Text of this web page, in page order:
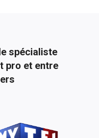
spécialiste
pro et entre